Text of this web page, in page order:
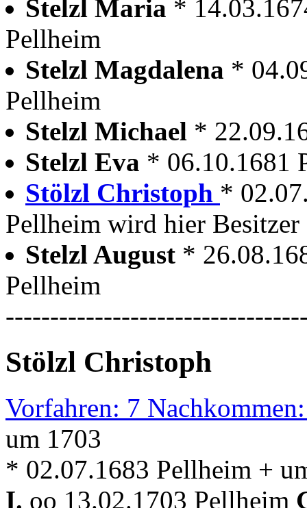
Stelzl Maria *
Pellheim
Stelzl Magdalena *
Pellheim
Stelzl Michael *
Stelzl Eva * 06.10.1681
Stölzl Christoph *
Pellheim wird hier Besitzer
Stelzl August *
Pellheim
Stölzl Christoph
Vorfahren: 7
um 1703
* 02.07.1683 Pellheim +
I. oo 13.02.1703 Pellheim